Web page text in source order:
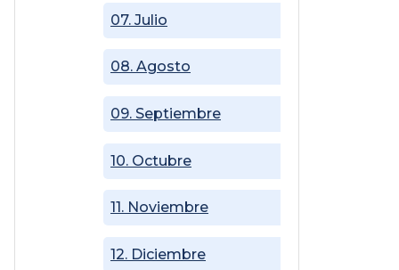
07. Julio
08. Agosto
09. Septiembre
10. Octubre
11. Noviembre
12. Diciembre